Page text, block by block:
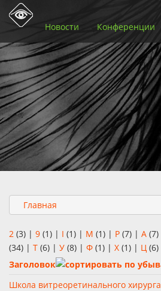
Новости Конференции
Главная
2 (3) | 9 (1) | I (1) | M (1) | P (7) | А (7)
(34) | Т (6) | У (8) | Ф (1) | Х (1) | Ц (6)
Заголовок
Школа витреоретинального хирурга